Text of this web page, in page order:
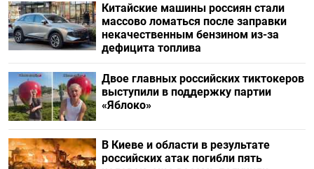
Китайские машины россиян стали
массово ломаться после заправки
некачественным бензином из-за
дефицита топлива
Двое главных российских тиктокеров
выступили в поддержку партии
«Яблоко»
В Киеве и области в результате
российских атак погибли пять